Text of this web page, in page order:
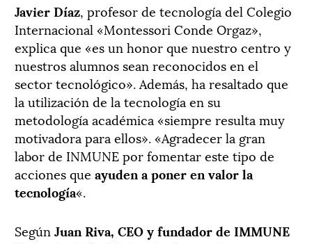
Javier Díaz, profesor de tecnología del Colegio
Internacional «Montessori Conde Orgaz»,
explica que «es un honor que nuestro centro y
nuestros alumnos sean reconocidos en el
sector tecnológico». Además, ha resaltado que
la utilización de la tecnología en su
metodología académica «siempre resulta muy
motivadora para ellos». «Agradecer la gran
labor de INMUNE por fomentar este tipo de
acciones que ayuden a poner en valor la
tecnología«.
Según Juan Riva, CEO y fundador de IMMUNE